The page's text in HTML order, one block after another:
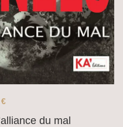
du mal
€